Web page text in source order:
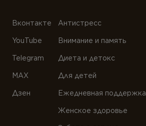
Вконтакте
YouTube
Telegram
MAX
Дзен
Антистресс
Внимание и память
Диета и детокс
Для детей
Ежедневная поддержка
Женское здоровье